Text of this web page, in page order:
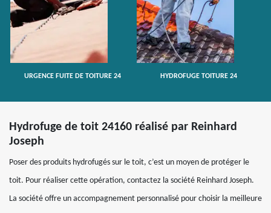
URGENCE FUITE DE TOITURE 24 HYDROFUGE TOITURE 24
Hydrofuge de toit 24160 réalisé par Reinhard
Joseph
Poser des produits hydrofugés sur le toit, c’est un moyen de protéger le
toit. Pour réaliser cette opération, contactez la société Reinhard Joseph.
La société offre un accompagnement personnalisé pour choisir la meilleure